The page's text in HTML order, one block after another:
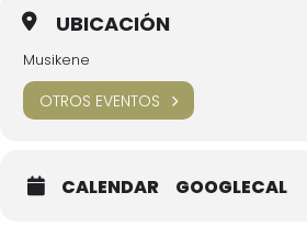
UBICACIÓN
Musikene
OTROS EVENTOS
CALENDAR GOOGLECAL